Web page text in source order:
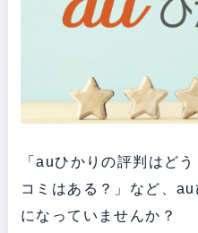
「auひかりの評判はど
コミはある？」など、
になっていませんか？